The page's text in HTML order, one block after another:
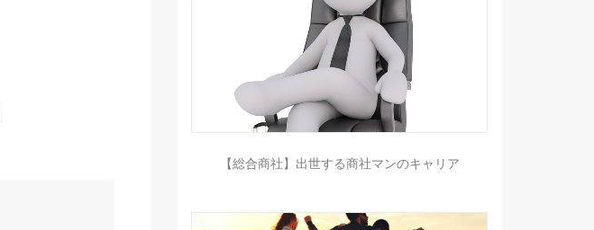
【総合商社】出世する商社マンのキャリア